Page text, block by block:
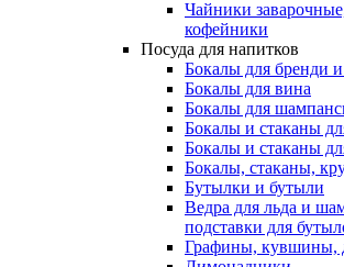
Чайники
кофейники
Посуда для напитков
Бокалы для бренди и
Бокалы для вина
Бокалы для
Бокалы и стаканы
Бокалы и стаканы
Бокалы, стаканы,
Бутылки и бутыли
Ведра для льда и
подставки для
Графины, кувшины,